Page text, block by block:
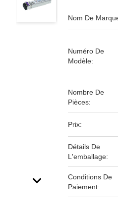
Nom De
Numéro De
Modèle:
Nombre De
Pièces:
Prix:
Détails De
L'emballage:
Conditions De
Paiement: